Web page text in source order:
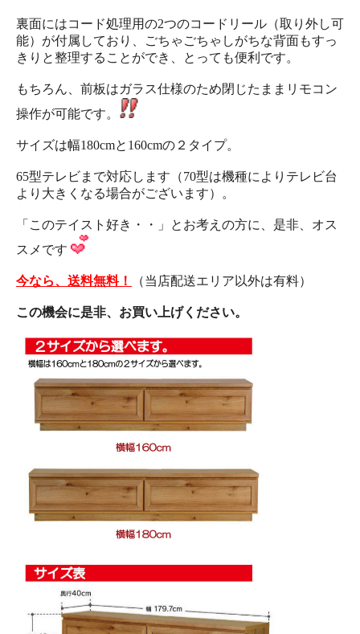
裏面にはコード処理用の2つのコードリール（取り外し可
能）が付属しており、ごちゃごちゃしがちな背面もすっ
きりと整理することができ、とっても便利です。
もちろん、前板はガラス仕様のため閉じたままリモコン
操作が可能です。
サイズは幅180cmと160cmの２タイプ。
65型テレビまで対応します（70型は機種によりテレビ台
より大きくなる場合がございます）。
「このテイスト好き・・」とお考えの方に、是非、オス
スメです
今なら、送料無料！ （当店配送エリア以外は有料）
この機会に是非、お買い上げください。